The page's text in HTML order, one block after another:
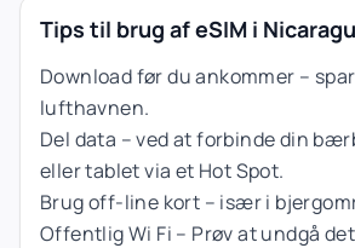
Tips til brug af eSIM i
Download før du ankommer –
lufthavnen.
Del data – ved at forbinde din
eller tablet via et Hot Spot.
Brug off-line kort – især i
Offentlig Wi Fi – Prøv at undgå